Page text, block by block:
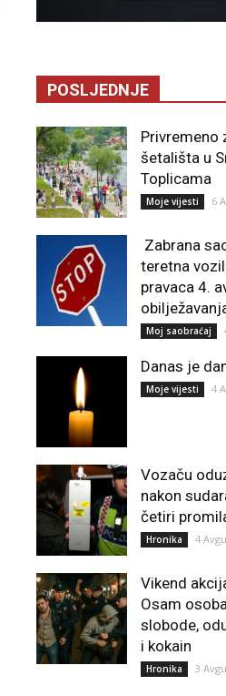
POSLJEDNJE
Privremeno
šetališta u
Toplicama
Moje vijesti 6
Zabrana
teretna
pravaca 4.
Moj saobraćaj
Danas je
Moje vijesti 4
Vozaču
nakon
četiri
Hronika 4
Vikend
Osam
slobode,
i kokain
Hronika 3